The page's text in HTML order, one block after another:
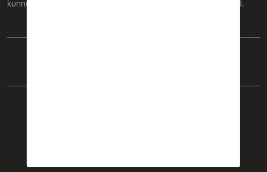
kunnen zonder voorafgaande kennisgeving worden gewijzigd.